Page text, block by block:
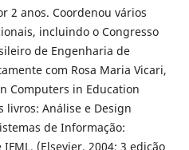
2 anos. Coordenou vários
incluindo o Congresso
de Engenharia de
com Rosa Maria Vicari,
Computers in Education
livros: Análise e Design
de Informação:
(Elsevier, 2004; 3 edição